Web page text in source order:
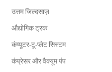
उत्तम जिल्दसाज़
औद्योगिक ट्रक
कंप्यूटर-टू-प्लेट सिस्टम
कंप्रेसर और वैक्यूम पंप